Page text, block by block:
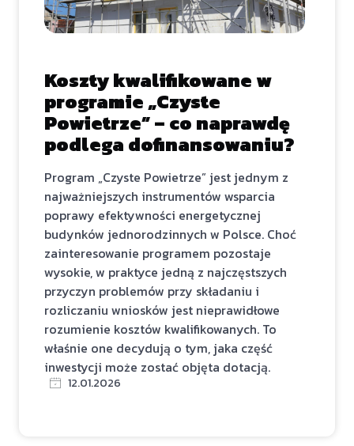
Koszty kwalifikowane w
programie „Czyste
Powietrze” – co naprawdę
podlega dofinansowaniu?
Program „Czyste Powietrze” jest jednym z
najważniejszych instrumentów wsparcia
poprawy efektywności energetycznej
budynków jednorodzinnych w Polsce. Choć
zainteresowanie programem pozostaje
wysokie, w praktyce jedną z najczęstszych
przyczyn problemów przy składaniu i
rozliczaniu wniosków jest nieprawidłowe
rozumienie kosztów kwalifikowanych. To
właśnie one decydują o tym, jaka część
inwestycji może zostać objęta dotacją.
12.01.2026